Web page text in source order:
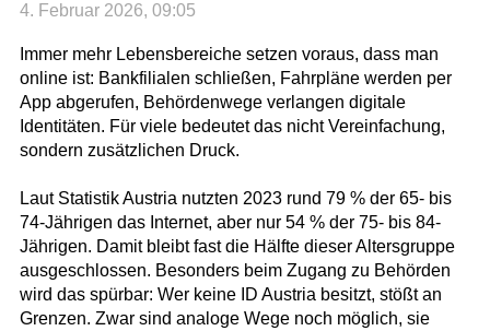
4. Februar 2026, 09:05
Immer mehr Lebensbereiche setzen voraus, dass man
online ist: Bankfilialen schließen, Fahrpläne werden per
App abgerufen, Behördenwege verlangen digitale
Identitäten. Für viele bedeutet das nicht Vereinfachung,
sondern zusätzlichen Druck.
Laut Statistik Austria nutzten 2023 rund 79 % der 65- bis
74-Jährigen das Internet, aber nur 54 % der 75- bis 84-
Jährigen. Damit bleibt fast die Hälfte dieser Altersgruppe
ausgeschlossen. Besonders beim Zugang zu Behörden
wird das spürbar: Wer keine ID Austria besitzt, stößt an
Grenzen. Zwar sind analoge Wege noch möglich, sie